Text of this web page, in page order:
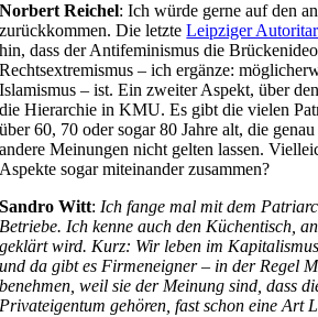
Norbert Reichel: Ich würde gerne auf den
zurückkommen. Die letzteLeipziger
hin, dass der Antifeminismus die
Rechtsextremismus – ich ergänze:
Islamismus – ist. Ein zweiter Aspekt, über
die Hierarchie in KMU. Es gibt die vielen
über 60, 70 oder sogar 80 Jahre alt, die
andere Meinungen nicht gelten lassen.
Aspekte sogar miteinander zusammen?
Sandro Witt: Ich fange mal mit dem
Betriebe. Ich kenne auch den Küchentisch,
geklärt wird. Kurz: Wir leben im
und da gibt es Firmeneigner – in der Regel
benehmen, weil sie der Meinung sind, dass
Privateigentum gehören, fast schon eine Art